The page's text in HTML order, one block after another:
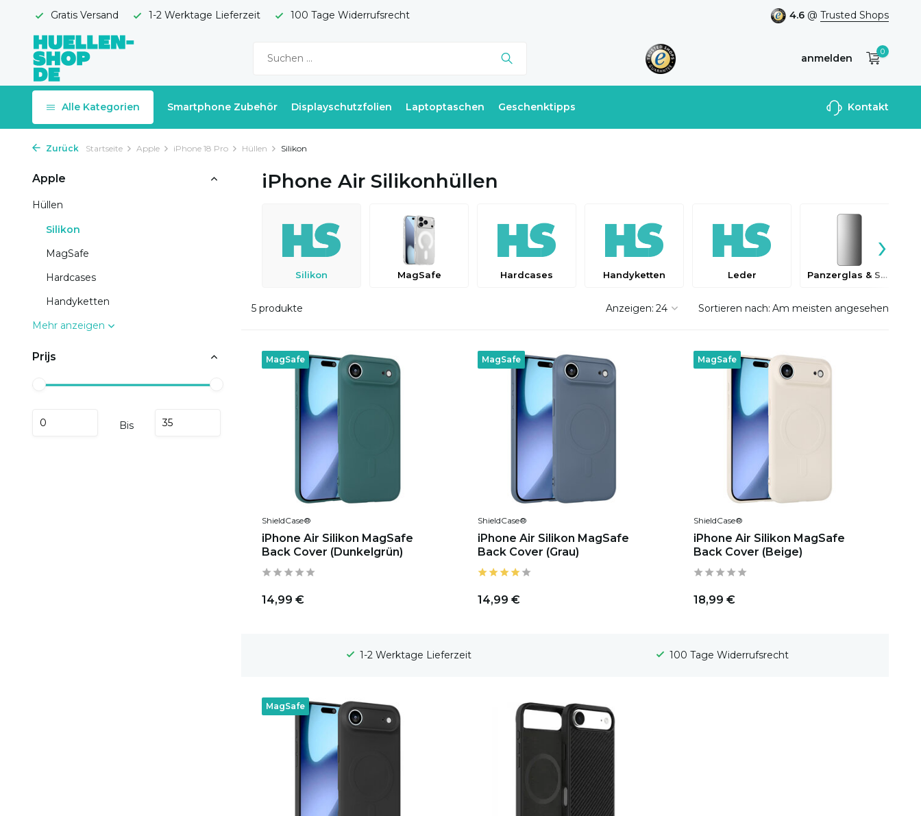
Gratis Versand 1-2 Werktage Lieferzeit 100 Tage Widerrufsrecht 4.6 @ Trusted Shops
anmelden
Benutzerkonto
0
Alle Kategorien Smartphone Zubehör Displayschutzfolien Laptoptaschen Geschenktipps Kontakt
Zurück Startseite Apple iPhone 18 Pro Hüllen Silikon
Apple
Hüllen
Silikon
MagSafe
Hardcases
Handyketten
Mehr anzeigen
Prijs
Bis
iPhone Air Silikonhüllen
Silikon MagSafe Hardcases Handyketten Leder Panzerglas & Schutzfolien
›
5 produkte Anzeigen: Sortieren nach:
MagSafe
ShieldCase®
iPhone Air Silikon MagSafe
Back Cover (Dunkelgrün)
14,99 €
MagSafe
ShieldCase®
iPhone Air Silikon MagSafe
Back Cover (Grau)
14,99 €
MagSafe
ShieldCase®
iPhone Air Silikon MagSafe
Back Cover (Beige)
18,99 €
1-2 Werktage Lieferzeit 100 Tage Widerrufsrecht
MagSafe